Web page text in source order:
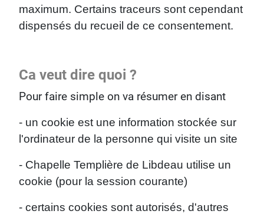
maximum. Certains traceurs sont cependant
dispensés du recueil de ce consentement.
Ca veut dire quoi ?
Pour faire simple on va résumer en disant
- un cookie est une information stockée sur
l'ordinateur de la personne qui visite un site
- Chapelle Templière de Libdeau utilise un
cookie (pour la session courante)
- certains cookies sont autorisés, d'autres